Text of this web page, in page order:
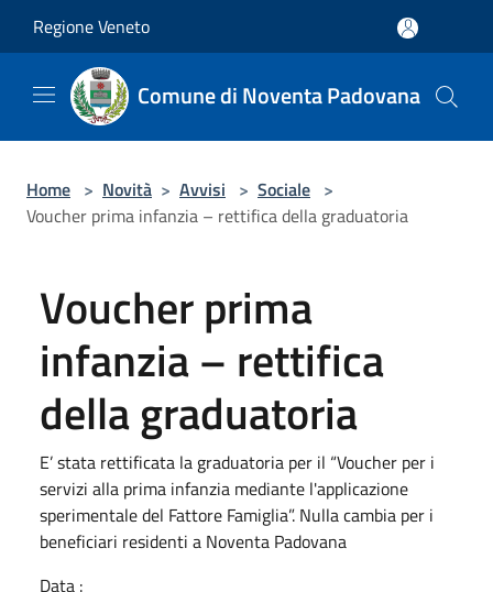
Regione Veneto
Comune di Noventa Padovana
Home > Novità > Avvisi > Sociale >
Voucher prima infanzia – rettifica della graduatoria
Voucher prima
infanzia – rettifica
della graduatoria
E’ stata rettificata la graduatoria per il “Voucher per i
servizi alla prima infanzia mediante l'applicazione
sperimentale del Fattore Famiglia”. Nulla cambia per i
beneficiari residenti a Noventa Padovana
Data :